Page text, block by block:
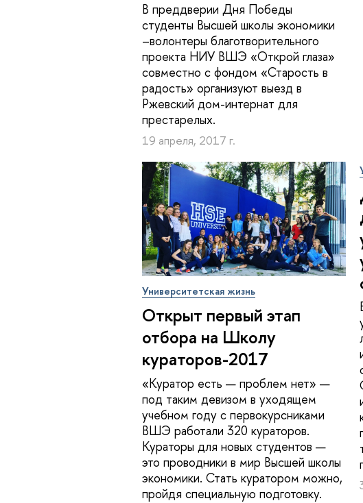
В преддверии Дня Победы
студенты Высшей школы экономики
–волонтеры благотворительного
проекта НИУ ВШЭ «Открой глаза»
совместно с фондом «Старость в
радость» организуют выезд в
Ржевский дом-интернат для
престарелых.
19 апреля, 2017 г.
Университетская жизнь
Открыт первый этап
отбора на Школу
кураторов-2017
«Куратор есть — проблем нет» —
под таким девизом в уходящем
учебном году c первокурсниками
ВШЭ работали 320 кураторов.
Кураторы для новых студентов —
это проводники в мир Высшей школы
экономики. Стать куратором можно,
пройдя специальную подготовку.